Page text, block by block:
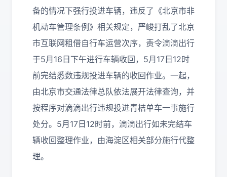
备的情况下强行投进车辆，违反了《北京市非
机动车管理条例》相关规定，严峻打乱了北京
市互联网租借自行车运营次序，责令滴滴出行
于5月16日下午进行车辆收回，5月17日12时
前完结悉数违规投进车辆的收回作业。一起，
由北京市交通法律总队依法展开法律查询，并
按程序对滴滴出行违规投进青桔单车一事施行
处分。5月17日12时前，滴滴出行如未完结车
辆收回整理作业，由海淀区相关部分施行代整
理。